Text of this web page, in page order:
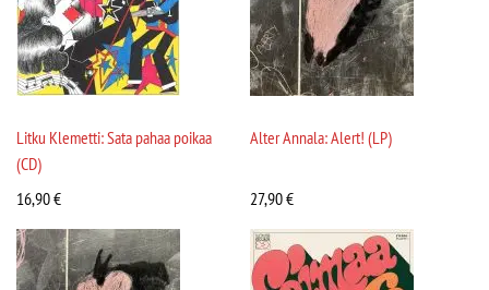
Litku Klemetti: Sata pahaa poikaa
(CD)
16,90€
Alter Annala: Alert! (LP)
27,90€